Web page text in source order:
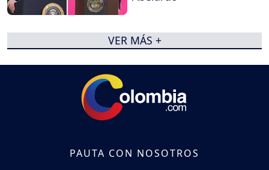
VER MÁS +
PAUTA CON NOSOTROS